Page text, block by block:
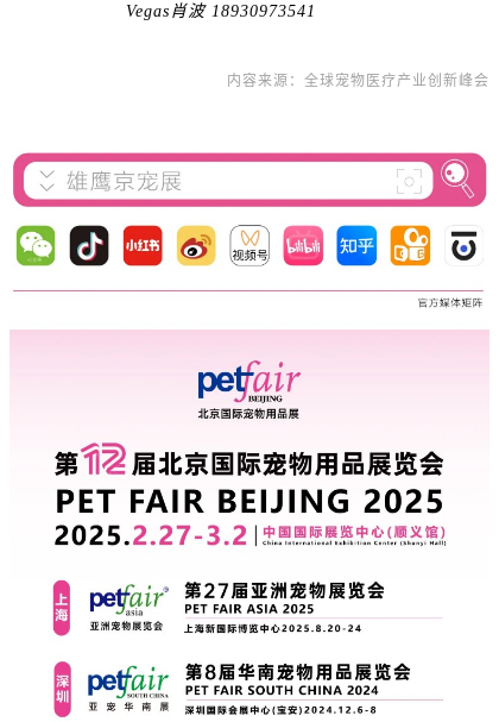
Vegas肖波 18930973541
内容来源：全球宠物医疗产业创新峰会